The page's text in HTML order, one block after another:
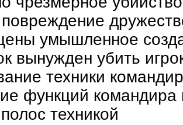
умышленное
вынужден убить
техники
функций командира
техникой